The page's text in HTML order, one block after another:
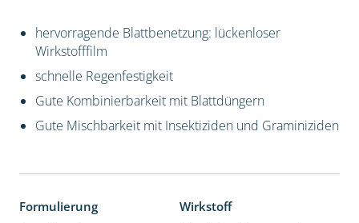
hervorragende Blattbenetzung: lückenloser
Wirkstofffilm
schnelle Regenfestigkeit
Gute Kombinierbarkeit mit Blattdüngern
Gute Mischbarkeit mit Insektiziden und Graminiziden
Formulierung Wirkstoff